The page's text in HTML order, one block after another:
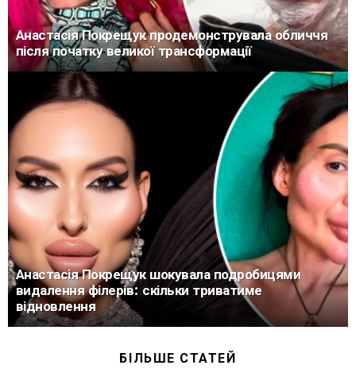
Анастасія Покрещук продемонструвала обличчя
після початку великої трансформації
Анастасія Покрещук шокувала подробицями
видалення філерів: скільки триватиме
відновлення
БІЛЬШЕ СТАТЕЙ